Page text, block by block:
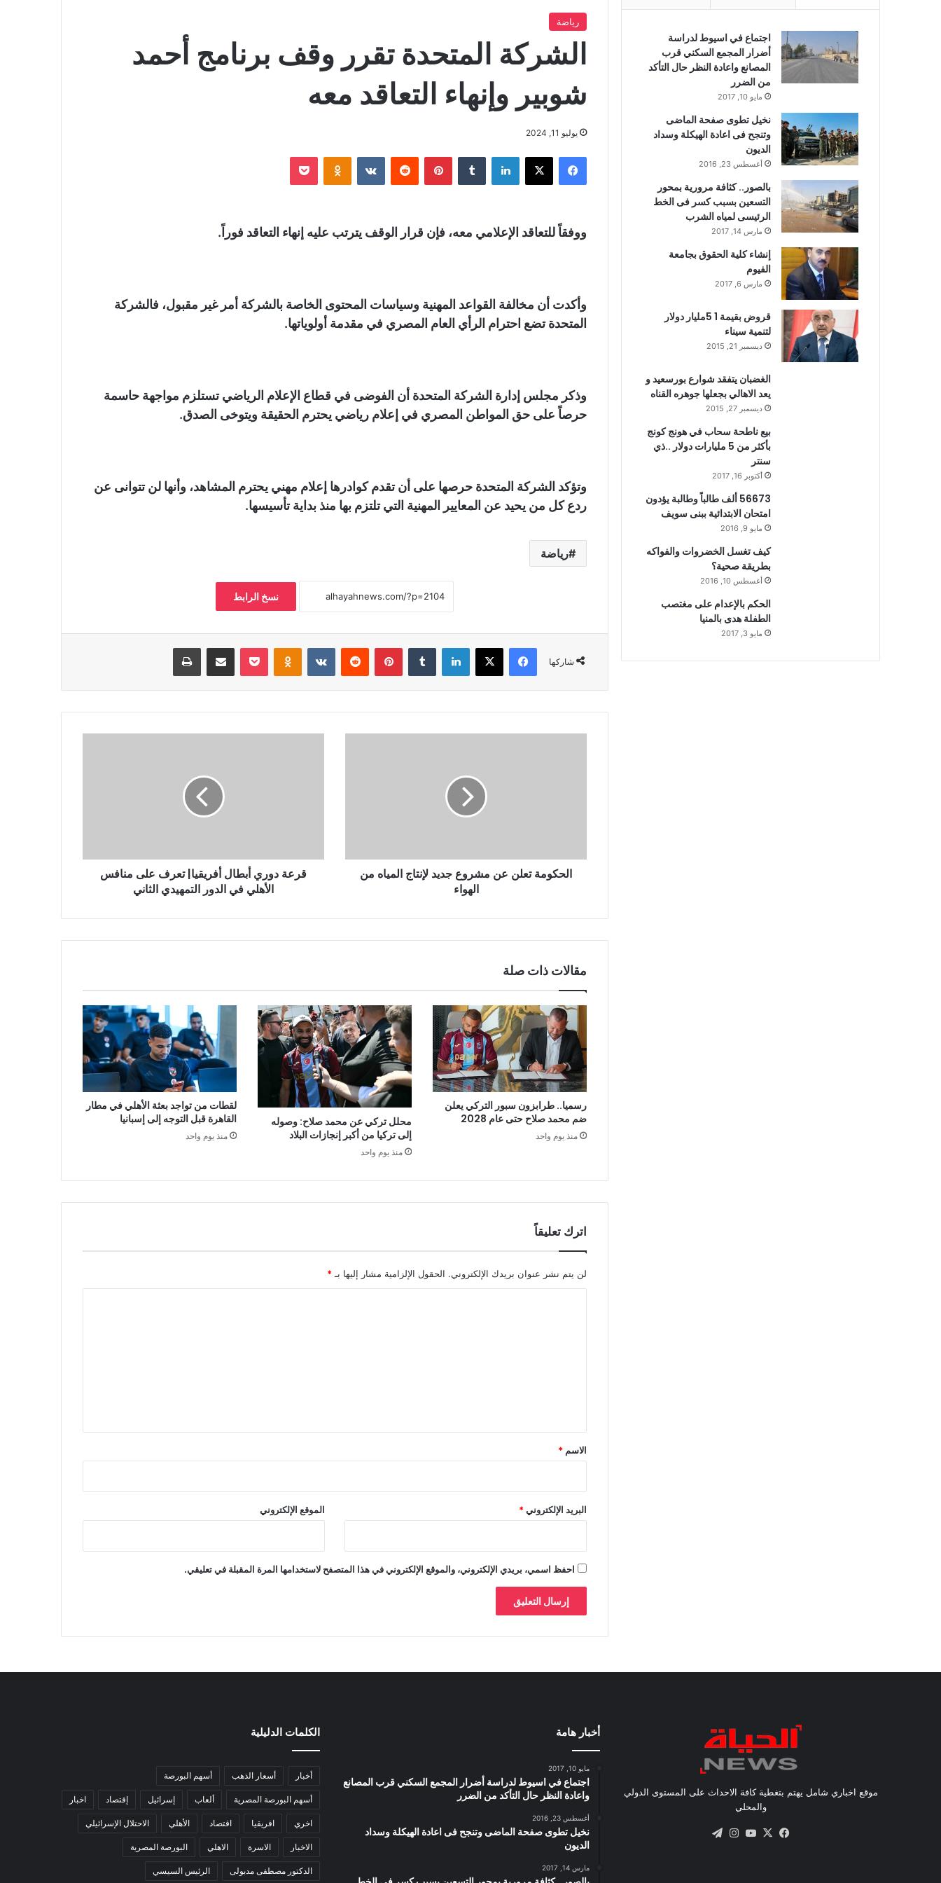
رياضة
الشركة المتحدة تقرر وقف برنامج أحمد
شوبير وإنهاء التعاقد معه
يوليو 11, 2024
فيسبوك لينكدإن بينتيريست
ووفقاً للتعاقد الإعلامي معه، فإن قرار الوقف يترتب عليه إنهاء التعاقد فوراً.
وأكدت أن مخالفة القواعد المهنية وسياسات المحتوى الخاصة بالشركة أمر غير مقبول، فالشركة
المتحدة تضع احترام الرأي العام المصري في مقدمة أولوياتها.
وذكر مجلس إدارة الشركة المتحدة أن الفوضى في قطاع الإعلام الرياضي تستلزم مواجهة حاسمة
حرصاً على حق المواطن المصري في إعلام رياضي يحترم الحقيقة ويتوخى الصدق.
وتؤكد الشركة المتحدة حرصها على أن تقدم كوادرها إعلام مهني يحترم المشاهد، وأنها لن تتوانى عن
ردع كل من يحيد عن المعايير المهنية التي تلتزم بها منذ بداية تأسيسها.
رياضة
نسخ الرابط
شاركها
فيسبوك لينكدإن بينتيريست بوكيت
الحكومة تعلن عن مشروع جديد لإنتاج المياه من
الهواء
قرعة دوري أبطال أفريقيا| تعرف على منافس
الأهلي في الدور التمهيدي الثاني
مقالات ذات صلة
رسميا.. طرابزون سبور التركي يعلن
ضم محمد صلاح حتى عام 2028
منذ يوم واحد
محلل تركي عن محمد صلاح: وصوله
إلى تركيا من أكبر إنجازات البلاد
منذ يوم واحد
لقطات من تواجد بعثة الأهلي في مطار
القاهرة قبل التوجه إلى إسبانيا
منذ يوم واحد
اترك تعليقاً
لن يتم نشر عنوان بريدك الإلكتروني. الحقول الإلزامية مشار إليها بـ *
*
الاسم *
البريد الإلكتروني* الموقع الإلكتروني
احفظ اسمي، بريدي الإلكتروني، والموقع الإلكتروني في هذا المتصفح لاستخدامها المرة المقبلة في تعليقي.
اجتماع في اسيوط لدراسة
أضرار المجمع السكني قرب
المصانع واعادة النظر حال التأكد
من الضرر
مايو 10, 2017
نخيل تطوى صفحة الماضى
وتنجح فى اعادة الهيكلة وسداد
الديون
أغسطس 23, 2016
بالصور.. كثافة مرورية بمحور
التسعين بسبب كسر فى الخط
الرئيسى لمياه الشرب
مارس 14, 2017
إنشاء كلية الحقوق بجامعة
الفيوم
مارس 6, 2017
قروض بقيمة 1 5مليار دولار
لتنمية سيناء
ديسمبر 21, 2015
الغضبان يتفقد شوارع بورسعيد و
يعد الاهالي بجعلها جوهره القناه
ديسمبر 27, 2015
بيع ناطحة سحاب في هونج كونج
بأكثر من 5 مليارات دولار ..ذي
سنتر
أكتوبر 16, 2017
56673 ألف طالباً وطالبة يؤدون
امتحان الابتدائية ببنى سويف
مايو 9, 2016
كيف تغسل الخضروات والفواكه
بطريقة صحية؟
أغسطس 10, 2016
الحكم بالإعدام على مغتصب
الطفلة هدى بالمنيا
مايو 3, 2017
موقع اخباري شامل يهتم بتغطية كافة الاحداث على المستوى الدولي
والمحلي
فيسبوك
X يوتيوبانستقرام
أخبار هامة
مايو 10, 2017
اجتماع في اسيوط لدراسة أضرار المجمع السكني قرب المصانع
واعادة النظر حال التأكد من الضرر
أغسطس 23, 2016
نخيل تطوى صفحة الماضى وتنجح فى اعادة الهيكلة وسداد
الديون
مارس 14, 2017
الكلمات الدليلية
أخبار أسعار الذهب أسهم البورصة
أسهم البورصة المصرية ألعاب إسرائيل إقتصاد اخبار
اخري افريقيا اقتصاد الأهلي الاحتلال الإسرائيلي
الاخبار الاسرة الاهلي البورصة المصرية
الدكتور مصطفى مدبولى الرئيس السيسي